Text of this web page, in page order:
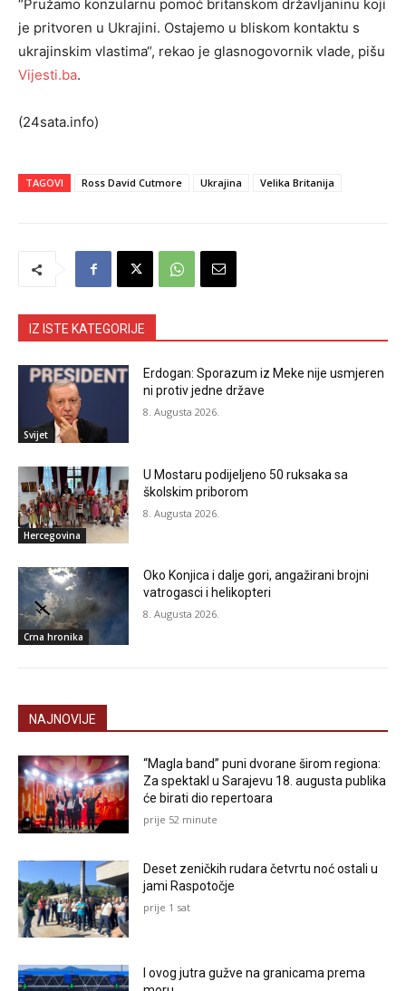
“Pružamo konzularnu pomoć britanskom državljaninu koji
je pritvoren u Ukrajini. Ostajemo u bliskom kontaktu s
ukrajinskim vlastima“, rekao je glasnogovornik vlade, pišu
Vijesti.ba.
(24sata.info)
TAGOVI Ross David Cutmore Ukrajina Velika Britanija
IZ ISTE KATEGORIJE
Svijet
Erdogan: Sporazum iz Meke nije usmjeren
ni protiv jedne države
8. Augusta 2026.
Hercegovina
U Mostaru podijeljeno 50 ruksaka sa
školskim priborom
8. Augusta 2026.
Crna hronika
Oko Konjica i dalje gori, angažirani brojni
vatrogasci i helikopteri
8. Augusta 2026.
NAJNOVIJE
“Magla band” puni dvorane širom regiona:
Za spektakl u Sarajevu 18. augusta publika
će birati dio repertoara
prije 52 minute
Deset zeničkih rudara četvrtu noć ostali u
jami Raspotočje
prije 1 sat
I ovog jutra gužve na granicama prema